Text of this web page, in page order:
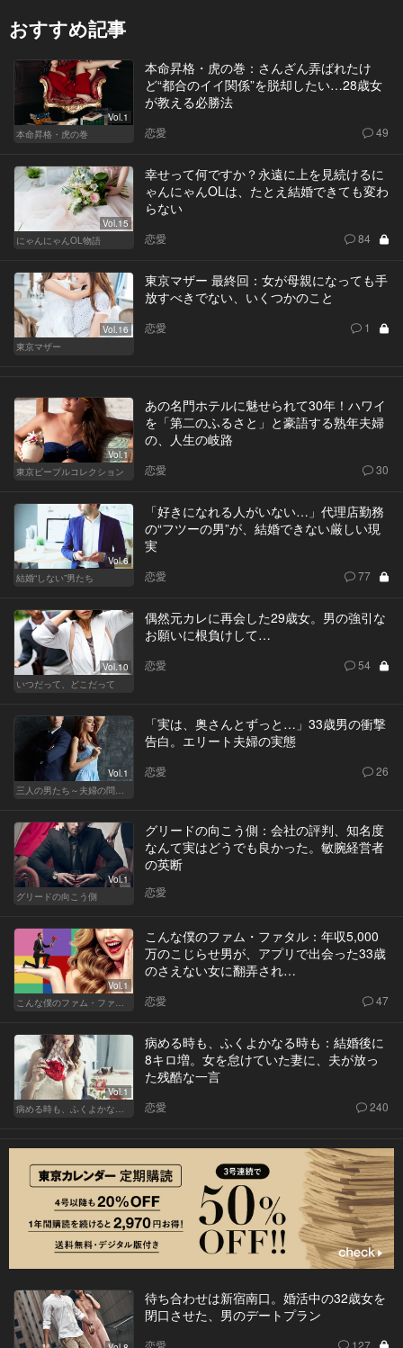
おすすめ記事
Vol.1
本命昇格・虎の巻
本命昇格・虎の巻：さんざん弄ばれたけ
ど“都合のイイ関係”を脱却したい…28歳女
が教える必勝法
恋愛 49
Vol.15
にゃんにゃんOL物語
幸せって何ですか？永遠に上を見続けるに
ゃんにゃんOLは、たとえ結婚できても変わ
らない
恋愛 84
Vol.16
東京マザー
東京マザー 最終回：女が母親になっても手
放すべきでない、いくつかのこと
恋愛 1
Vol.1
東京ピープルコレクション
あの名門ホテルに魅せられて30年！ハワイ
を「第二のふるさと」と豪語する熟年夫婦
の、人生の岐路
恋愛 30
Vol.6
結婚“しない”男たち
「好きになれる人がいない…」代理店勤務
の“フツーの男”が、結婚できない厳しい現
実
恋愛 77
Vol.10
いつだって、どこだって
偶然元カレに再会した29歳女。男の強引な
お願いに根負けして…
恋愛 54
Vol.1
三人の男たち～夫婦の問題～
「実は、奥さんとずっと…」33歳男の衝撃
告白。エリート夫婦の実態
恋愛 26
Vol.1
グリードの向こう側
グリードの向こう側：会社の評判、知名度
なんて実はどうでも良かった。敏腕経営者
の英断
恋愛
Vol.1
こんな僕のファム・ファタル
こんな僕のファム・ファタル：年収5,000
万のこじらせ男が、アプリで出会った33歳
のさえない女に翻弄され…
恋愛 47
Vol.1
病める時も、ふくよかなる時も
病める時も、ふくよかなる時も：結婚後に
8キロ増。女を怠けていた妻に、夫が放っ
た残酷な一言
恋愛 240
待ち合わせは新宿南口。婚活中の32歳女を
閉口させた、男のデートプラン
恋愛 127